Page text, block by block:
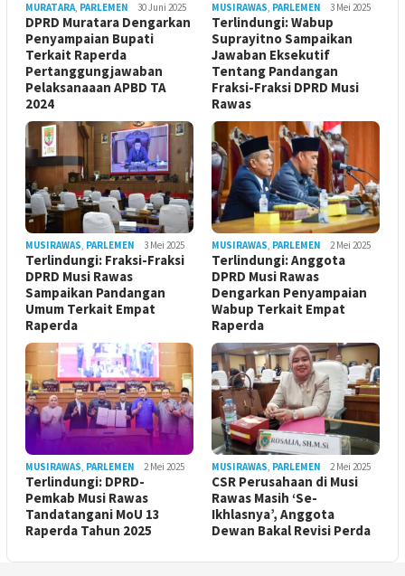
MURATARA, PARLEMEN 30 Juni 2025
DPRD Muratara Dengarkan
Penyampaian Bupati
Terkait Raperda
Pertanggungjawaban
Pelaksanaaan APBD TA
2024
MUSIRAWAS, PARLEMEN 3 Mei 2025
Terlindungi: Wabup
Suprayitno Sampaikan
Jawaban Eksekutif
Tentang Pandangan
Fraksi-Fraksi DPRD Musi
Rawas
MUSIRAWAS, PARLEMEN 3 Mei 2025
Terlindungi: Fraksi-Fraksi
DPRD Musi Rawas
Sampaikan Pandangan
Umum Terkait Empat
Raperda
MUSIRAWAS, PARLEMEN 2 Mei 2025
Terlindungi: Anggota
DPRD Musi Rawas
Dengarkan Penyampaian
Wabup Terkait Empat
Raperda
MUSIRAWAS, PARLEMEN 2 Mei 2025
Terlindungi: DPRD-
Pemkab Musi Rawas
Tandatangani MoU 13
Raperda Tahun 2025
MUSIRAWAS, PARLEMEN 2 Mei 2025
CSR Perusahaan di Musi
Rawas Masih ‘Se-
Ikhlasnya’, Anggota
Dewan Bakal Revisi Perda ‎